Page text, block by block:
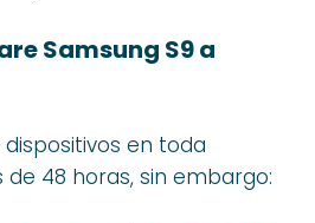
Samsung S9 a
en toda
de 48 horas, sin embargo: